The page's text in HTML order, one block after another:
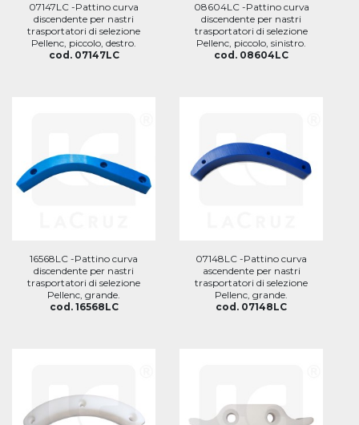
07147LC -Pattino curva
discendente per nastri
trasportatori di selezione
Pellenc, piccolo, destro.
cod. 07147LC
08604LC -Pattino curva
discendente per nastri
trasportatori di selezione
Pellenc, piccolo, sinistro.
cod. 08604LC
16568LC -Pattino curva
discendente per nastri
trasportatori di selezione
Pellenc, grande.
cod. 16568LC
07148LC -Pattino curva
ascendente per nastri
trasportatori di selezione
Pellenc, grande.
cod. 07148LC